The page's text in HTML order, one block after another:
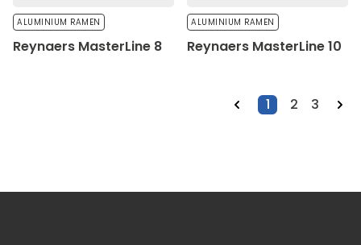
ALUMINIUM RAMEN
Reynaers MasterLine 8
ALUMINIUM RAMEN
Reynaers MasterLine 10
1 2 3